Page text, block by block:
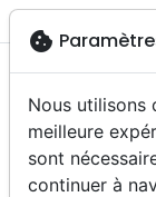
menu
cookie
Nous utilisons
meilleure
sont
continuer à